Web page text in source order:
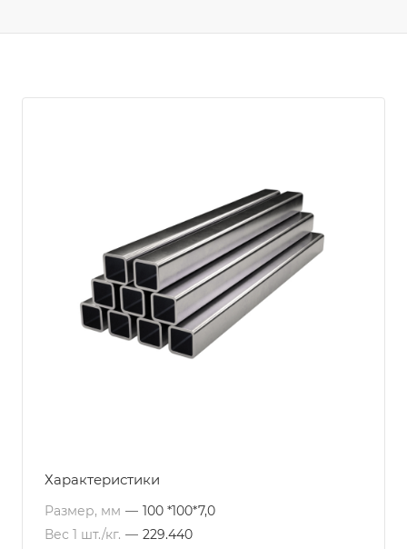
Характеристики
Размер, мм — 100 *100*7,0
Вес 1 шт./кг. — 229.440